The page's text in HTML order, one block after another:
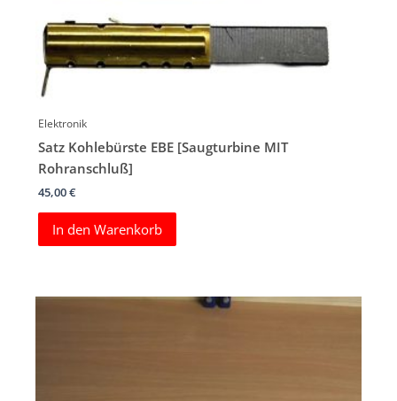
Elektronik
Satz Kohlebürste EBE [Saugturbine MIT
Rohranschluß]
45,00€
In den Warenkorb